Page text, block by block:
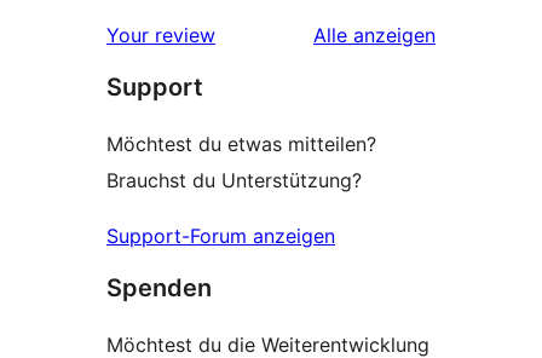
Your review Alle Rezensionen
anzeigen
Support
Möchtest du etwas mitteilen?
Brauchst du Unterstützung?
Support-Forum anzeigen
Spenden
Möchtest du die Weiterentwicklung